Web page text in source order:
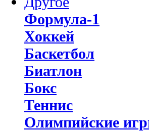
Формула-1
Хоккей
Баскетбол
Биатлон
Бокс
Теннис
Олимпийские